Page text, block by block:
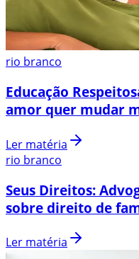
rio branco
Educação
amor quer mudar
Ler matéria
rio branco
Seus Direitos:
sobre direito de
Ler matéria